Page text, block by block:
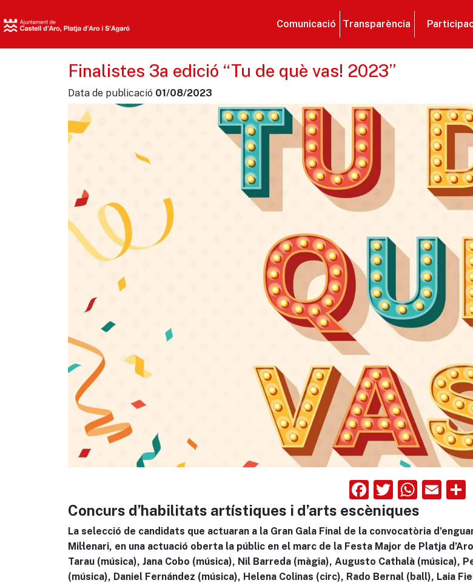
Comunicació Transparència
Finalistes 3a edició “Tu de què vas! 2023”
Data de publicació 01/08/2023
Facebook
Twitter
Concurs d’habilitats artístiques i d’arts escèniques
La selecció de candidats que actuaran a la Gran Gala Final de la convocatòria
Mil·lenari, en una actuació oberta la públic en el marc de la Festa Major de Platja
Tarau (música), Jana Cobo (música), Nil Barreda (màgia), Augusto Cathalà (música),
(música), Daniel Fernández (música), Helena Colinas (circ), Rado Bernal (ball), Laia